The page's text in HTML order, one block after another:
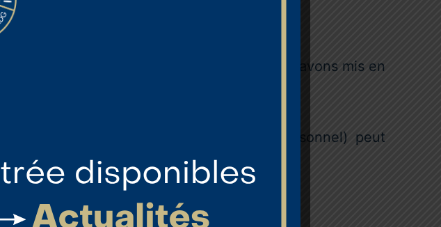
au cœur de nos préoccupations.
par le réseau Loyola Éducation, nous avons mis en
communauté (élèves, enseignants, personnel) peut
de chacun.